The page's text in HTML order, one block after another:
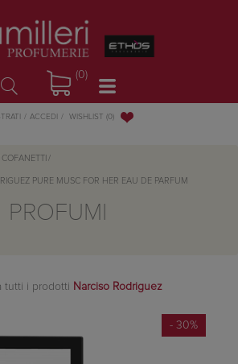
(0)
ACCEDI WISHLIST (0)
COFANETTI /
PURE MUSC FOR HER EAU DE PARFUM
PROFUMI
tutti i prodotti Narciso Rodriguez
- 30%